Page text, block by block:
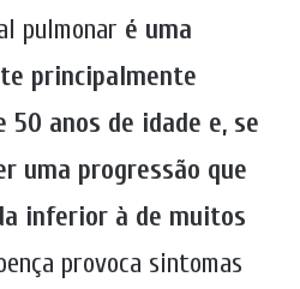
pulmonar é uma
principalmente
anos de idade e, se
uma progressão que
inferior à de muitos
provoca sintomas